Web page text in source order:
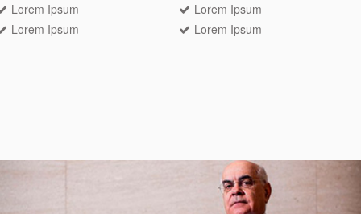
Lorem Ipsum
Lorem Ipsum
Lorem Ipsum
Lorem Ipsum